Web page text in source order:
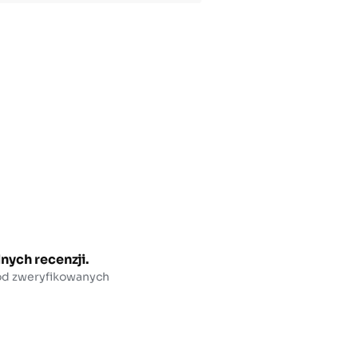
recenzji.
zweryfikowanych